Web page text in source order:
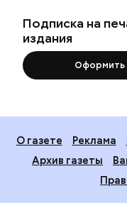
Подписка на
издания
Оформить
О газете Реклама
Архив газеты